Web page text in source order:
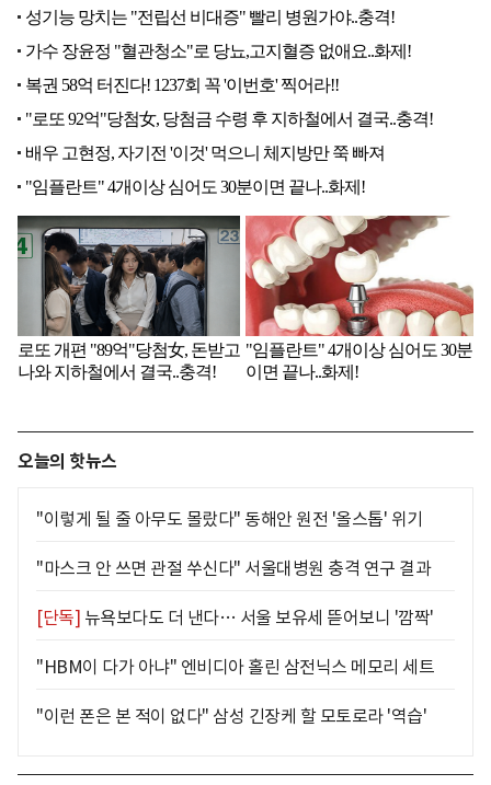
오늘의 핫뉴스
"이렇게 될 줄 아무도 몰랐다" 동해안 원전 '올스톱' 위기
"마스크 안 쓰면 관절 쑤신다" 서울대병원 충격 연구 결과
[단독] 뉴욕보다도 더 낸다… 서울 보유세 뜯어보니 '깜짝'
"HBM이 다가 아냐" 엔비디아 홀린 삼전닉스 메모리 세트
"이런 폰은 본 적이 없다" 삼성 긴장케 할 모토로라 '역습'